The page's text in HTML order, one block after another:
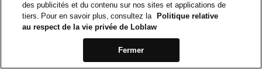
des publicités et du contenu sur nos sites et applications de
tiers. Pour en savoir plus, consultez la
Politique relative
au respect de la vie privée de Loblaw
Fermer